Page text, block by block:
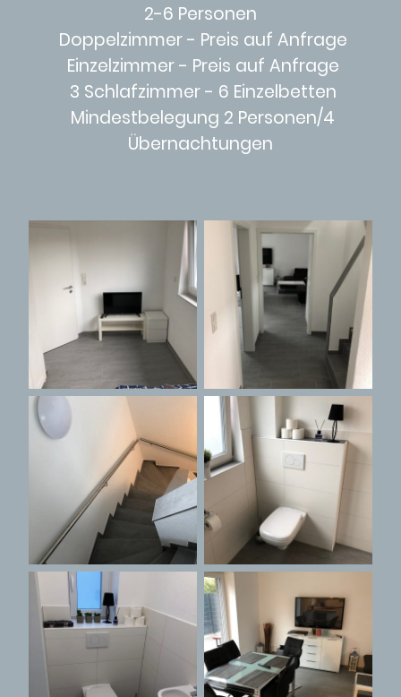
2-6 Personen
Doppelzimmer - Preis auf Anfrage
Einzelzimmer - Preis auf Anfrage
3 Schlafzimmer - 6 Einzelbetten
Mindestbelegung 2 Personen/4
Übernachtungen